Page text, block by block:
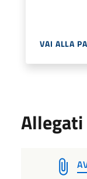
VAI ALLA
Allegati